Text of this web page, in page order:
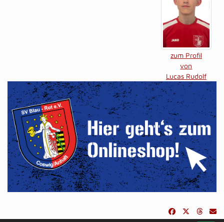
zum Profil
von
Lucas Rudolf